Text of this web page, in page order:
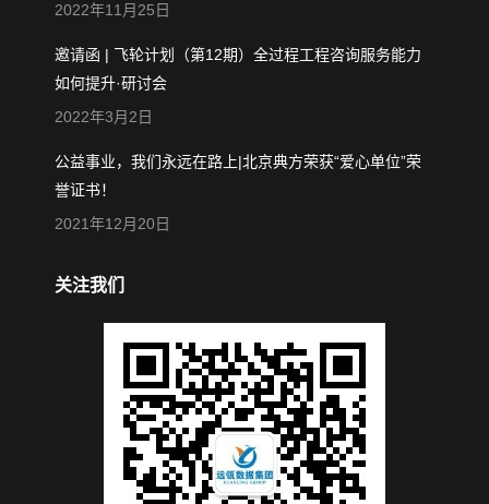
2022年11月25日
邀请函 | 飞轮计划（第12期）全过程工程咨询服务能力
如何提升·研讨会
2022年3月2日
公益事业，我们永远在路上|北京典方荣获“爱心单位”荣
誉证书！
2021年12月20日
关注我们